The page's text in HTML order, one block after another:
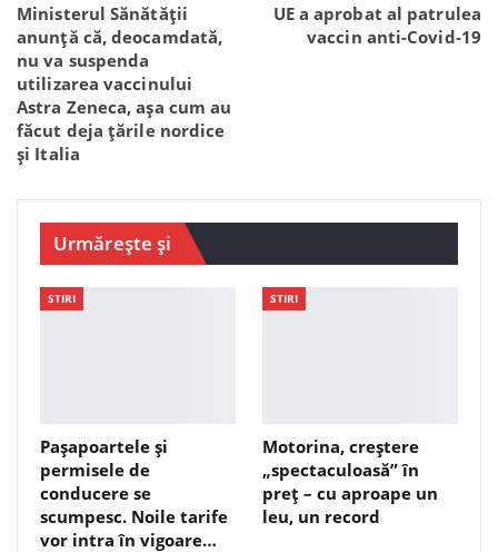
Ministerul Sănătății
anunță că, deocamdată,
nu va suspenda
utilizarea vaccinului
Astra Zeneca, așa cum au
făcut deja țările nordice
și Italia
UE a aprobat al patrulea
vaccin anti-Covid-19
Urmărește și
STIRI
Pașapoartele și
permisele de
conducere se
scumpesc. Noile tarife
vor intra în vigoare…
STIRI
Motorina, creștere
„spectaculoasă” în
preț – cu aproape un
leu, un record